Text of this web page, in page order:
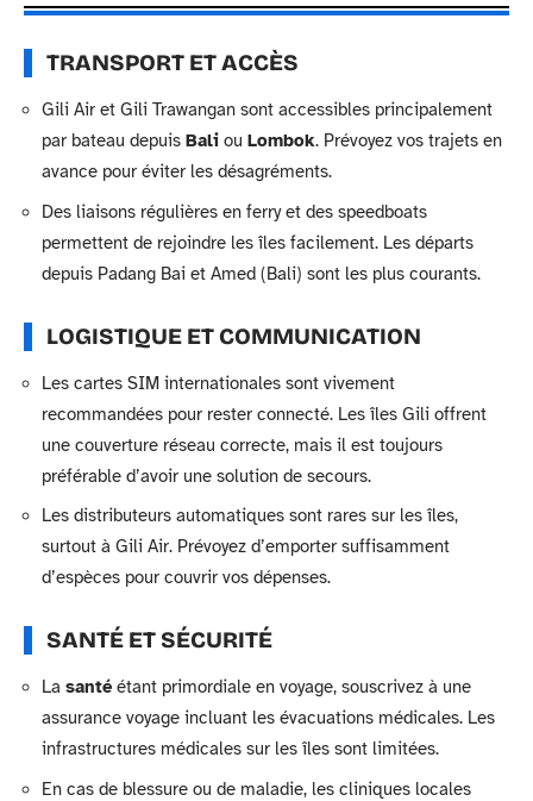
TRANSPORT ET ACCÈS
Gili Air et Gili Trawangan sont accessibles principalement
par bateau depuis Bali ou Lombok. Prévoyez vos trajets en
avance pour éviter les désagréments.
Des liaisons régulières en ferry et des speedboats
permettent de rejoindre les îles facilement. Les départs
depuis Padang Bai et Amed (Bali) sont les plus courants.
LOGISTIQUE ET COMMUNICATION
Les cartes SIM internationales sont vivement
recommandées pour rester connecté. Les îles Gili offrent
une couverture réseau correcte, mais il est toujours
préférable d’avoir une solution de secours.
Les distributeurs automatiques sont rares sur les îles,
surtout à Gili Air. Prévoyez d’emporter suffisamment
d’espèces pour couvrir vos dépenses.
SANTÉ ET SÉCURITÉ
La santéétant primordiale en voyage, souscrivez à une
assurance voyage incluant les évacuations médicales. Les
infrastructures médicales sur les îles sont limitées.
En cas de blessure ou de maladie, les cliniques locales